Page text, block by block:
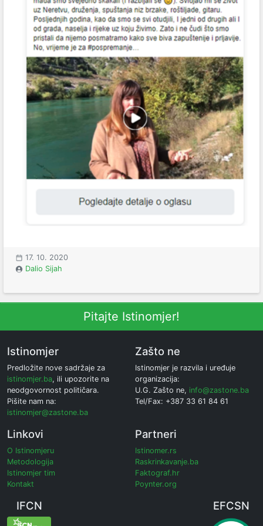
17. 10. 2020
Dalio Sijah
Pitajte Istinomjer!
Istinomjer
Predložite nove sadržaje za
istinomjer.ba, ili upozorite na
neodgovornost političara.
Pišite nam na:
istinomjer@zastone.ba
Zašto ne
Istinomjer je razvila i uređuje
organizacija:
U.G. Zašto ne, info@zastone.ba
Tel/Fax: +387 33 61 84 61
Linkovi
O Istinomjeru
Metodologija
Istinomjer tim
Kontakt
Partneri
Istinomer.rs
Raskrinkavanje.ba
Faktograf.hr
Poynter.org
IFCN EFCSN